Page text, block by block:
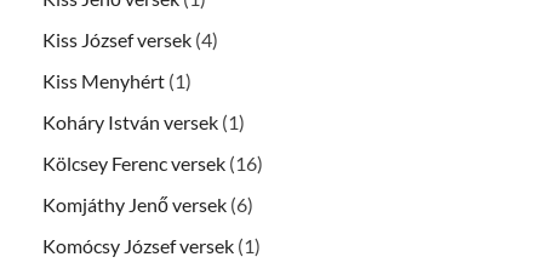
Kiss József versek (4)
Kiss Menyhért (1)
Koháry István versek (1)
Kölcsey Ferenc versek (16)
Komjáthy Jenő versek (6)
Komócsy József versek (1)